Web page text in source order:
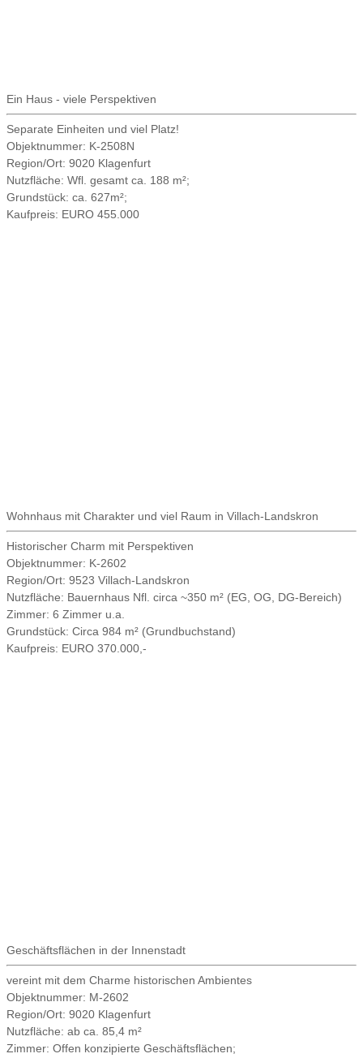
Ein Haus - viele Perspektiven
Separate Einheiten und viel Platz!
Objektnummer: K-2508N
Region/Ort: 9020 Klagenfurt
Nutzfläche: Wfl. gesamt ca. 188 m²;
Grundstück: ca. 627m²;
Kaufpreis: EURO 455.000
Wohnhaus mit Charakter und viel Raum in Villach-Landskron
Historischer Charm mit Perspektiven
Objektnummer: K-2602
Region/Ort: 9523 Villach-Landskron
Nutzfläche: Bauernhaus Nfl. circa ~350 m² (EG, OG, DG-Bereich)
Zimmer: 6 Zimmer u.a.
Grundstück: Circa 984 m² (Grundbuchstand)
Kaufpreis: EURO 370.000,-
Geschäftsflächen in der Innenstadt
vereint mit dem Charme historischen Ambientes
Objektnummer: M-2602
Region/Ort: 9020 Klagenfurt
Nutzfläche: ab ca. 85,4 m²
Zimmer: Offen konzipierte Geschäftsflächen;